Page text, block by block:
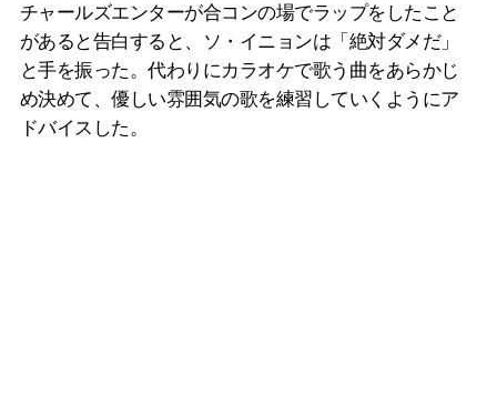
チャールズエンターが合コンの場でラップをしたこと
があると告白すると、ソ・イニョンは「絶対ダメだ」
と手を振った。代わりにカラオケで歌う曲をあらかじ
め決めて、優しい雰囲気の歌を練習していくようにア
ドバイスした。